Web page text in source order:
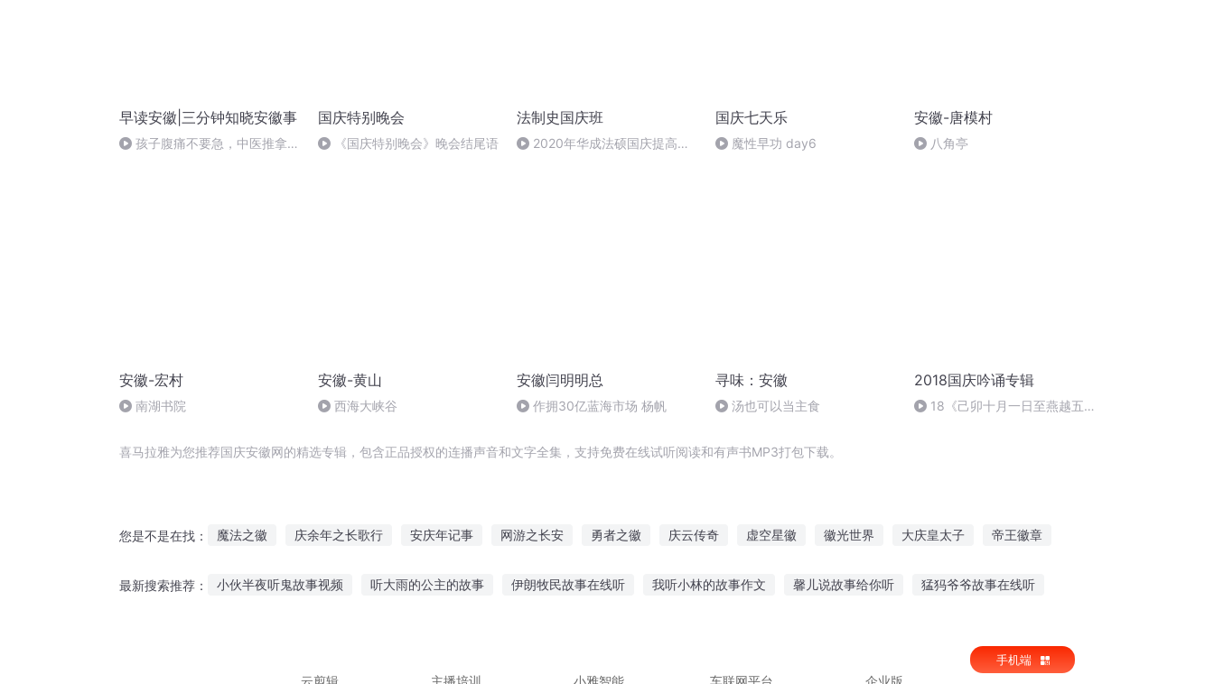
早读安徽|三分钟知晓安徽事
孩子腹痛不要急，中医推拿帮
国庆特别晚会
《国庆特别晚会》晚会结尾语
法制史国庆班
2020年华成法硕国庆提高班
国庆七天乐
魔性早功 day6
安徽-唐模村
八角亭
安徽-宏村
南湖书院
安徽-黄山
西海大峡谷
安徽闫明明总
作拥30亿蓝海市场 杨帆
寻味：安徽
汤也可以当主食
2018国庆吟诵专辑
18《己卯十月一日至燕越五
喜马拉雅为您推荐国庆安徽网的精选专辑，包含正品授权的连播声音和文字全集，支持免费在线试听阅读和有声书MP3打包下载。
您是不是在找： 魔法之徽 庆余年之长歌行 安庆年记事 网游之长安 勇者之徽 庆云传奇 虚空星徽 徽光世界 大庆皇太子 帝王徽章
最新搜索推荐： 小伙半夜听鬼故事视频 听大雨的公主的故事 伊朗牧民故事在线听 我听小林的故事作文 馨儿说故事给你听 猛犸爷爷故事在线听
云剪辑
主播培训 小雅智能 车联网平台 企业版
手机端